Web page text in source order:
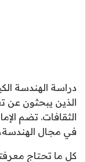
دراسة الهندسة
الذين يبحثون عن
الثقافات. تضم
في مجال
كل ما تحتاج